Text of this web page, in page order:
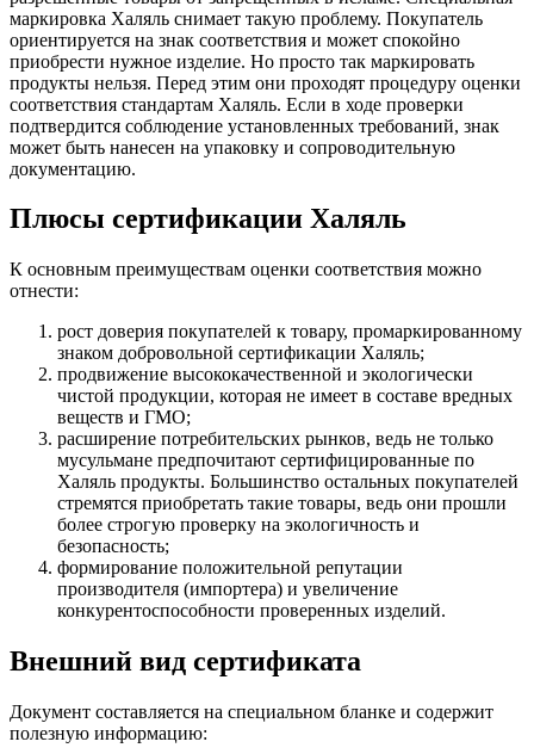
маркировка Халяль снимает такую проблему. Покупатель
ориентируется на знак соответствия и может спокойно
приобрести нужное изделие. Но просто так маркировать
продукты нельзя. Перед этим они проходят процедуру оценки
соответствия стандартам Халяль. Если в ходе проверки
подтвердится соблюдение установленных требований, знак
может быть нанесен на упаковку и сопроводительную
документацию.
Плюсы сертификации Халяль
К основным преимуществам оценки соответствия можно
отнести:
рост доверия покупателей к товару, промаркированному
знаком добровольной сертификации Халяль;
продвижение высококачественной и экологически
чистой продукции, которая не имеет в составе вредных
веществ и ГМО;
расширение потребительских рынков, ведь не только
мусульмане предпочитают сертифицированные по
Халяль продукты. Большинство остальных покупателей
стремятся приобретать такие товары, ведь они прошли
более строгую проверку на экологичность и
безопасность;
формирование положительной репутации
производителя (импортера) и увеличение
конкурентоспособности проверенных изделий.
Внешний вид сертификата
Документ составляется на специальном бланке и содержит
полезную информацию: